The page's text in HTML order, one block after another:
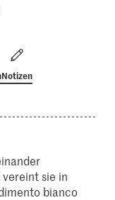
Notizen
sie in
bianco